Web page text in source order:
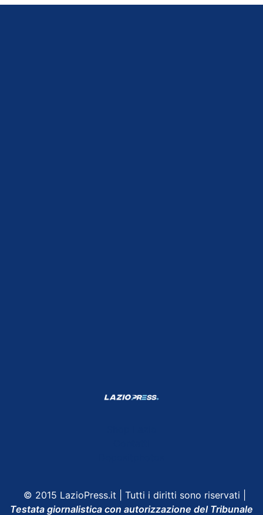
© 2015 LazioPress.it | Tutti i diritti sono riservati |
Testata giornalistica con autorizzazione del Tribunale